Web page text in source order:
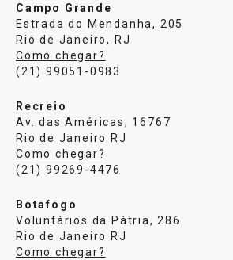
Campo Grande
Estrada do Mendanha, 205
Rio de Janeiro, RJ
Como chegar?
(21) 99051-0983
Recreio
Av. das Américas, 16767
Rio de Janeiro RJ
Como chegar?
(21) 99269-4476
Botafogo
Voluntários da Pátria, 286
Rio de Janeiro RJ
Como chegar?